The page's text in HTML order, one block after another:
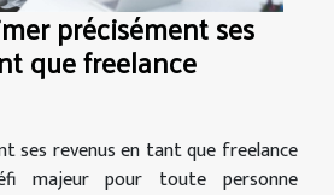
précisément ses
que freelance
ses revenus en tant que freelance
majeur pour toute personne